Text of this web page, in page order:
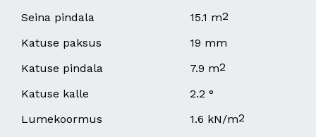
Seina pindala
15.1 m2
Katuse paksus
19 mm
Katuse pindala
7.9 m2
Katuse kalle
2.2 °
Lumekoormus
1.6 kN/m2